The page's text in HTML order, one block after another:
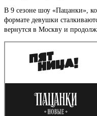
В 9 сезоне шоу «Пацанки»,
формате девушки
вернутся в Москву и